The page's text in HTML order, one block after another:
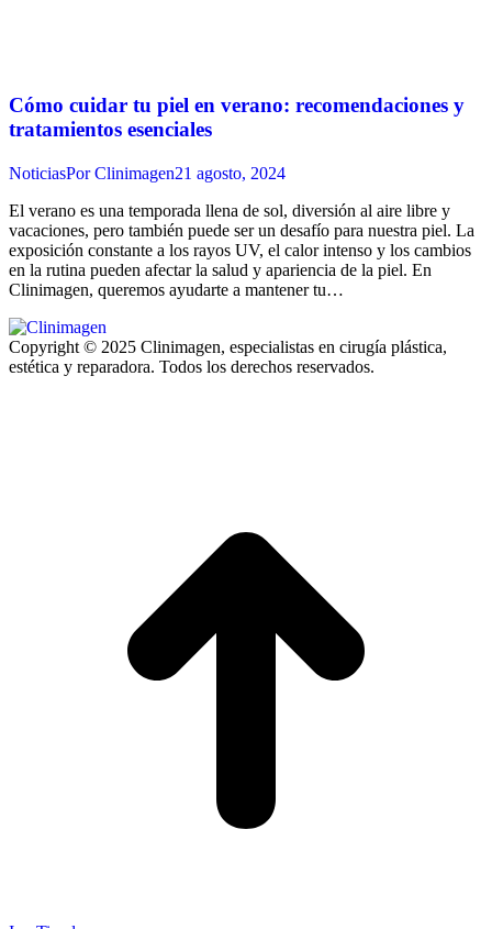
Cómo cuidar tu piel en verano: recomendaciones y
tratamientos esenciales
NoticiasPorClinimagen21 agosto, 2024
El verano es una temporada llena de sol, diversión al aire libre y
vacaciones, pero también puede ser un desafío para nuestra piel. La
exposición constante a los rayos UV, el calor intenso y los cambios
en la rutina pueden afectar la salud y apariencia de la piel. En
Clinimagen, queremos ayudarte a mantener tu…
Copyright © 2025 Clinimagen, especialistas en cirugía plástica,
estética y reparadora. Todos los derechos reservados.